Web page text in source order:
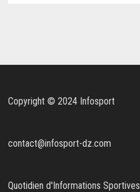
Copyright © 2024 Infosport
contact@infosport-dz.com
Quotidien d'Informations Sportives